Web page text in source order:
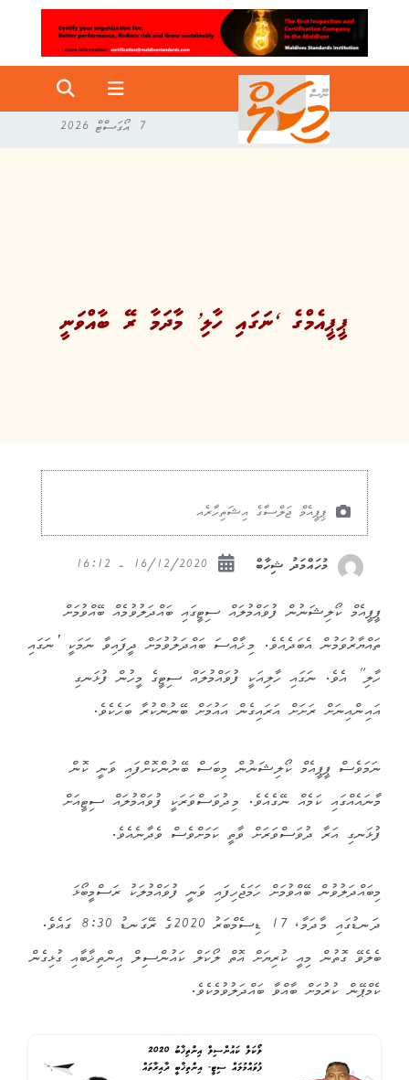
7 އޯގަސްޓް 2026
ޕީޕީއެމްގެ ‘ނަގައި ހާލި’ މާދަމާ ރޭ ބާއްވަނީ
ޕިޕީއެމް ޖަލްސާގެ އިޝަތިހާރެއ
މުހައްމަދު ޝިހާބް
ޕީޕީއެމް ކޯލިޝަނުން ފުވައްމުލައް ސިޓީގައި ބައްދަލުވުމެއް ބޭއްވުމަށް
ތައްޔާރުވަމުން އެބަދެއެވެ. މިޚާއްސަ ބައްދަލުވުމަށް ދީފައިވާ ނަމަކީ ‘ނަގައި
ހާލި” އެވެ. ނަގައި ހާލިއަކީ ފުވައްމުލައް ސިޓީގެ މީހުން ފުޅަނގި
އައިންއިނަށް ރަށަށް އަރައިގެން އައުމަށް ބޭނުންކުރާ ބަހެކެވެ.
ނަމަވެސް ޕީޕީއެމް ކޯލިޝަނުން މިބަސް ބޭނުންކޮށްފައި ވަނީ ކޮން
މާނައެއްގައި ކަމެއް ނޭގެއެވެ. މިދުވަސްވަރަކީ ފުވައްމުލައް ސިޓީއަށް
ފުޅަނގި އަރާ ދުވަސްވަރަށް ވާތީ ކަމަށްވެސް ވެދާނެއެވެ.
މިބައްދަލުވުން ބޭއްވުމަށް ހަމަޖެހިފައި ވަނީ ފުވައްމުލަކު ރަސްމީބޯޅަ
ދަނޑުގައި މާދަމާ، 17 ޑިސެމްބަރު 2020ގެ ރޭގަނޑު 8:30 ގައެވެ.
ބެލެވޭ ގޮތުން މިއީ ކުރިޔަށް އޮތް ލޯކަލް ކައުންސިލް އިންތިޚާބާއި ގުޅިގެން
ކެމްޕޭން ކުރުމަށް ބާއްވާ ބައްދަލުވުމެކެވެ.